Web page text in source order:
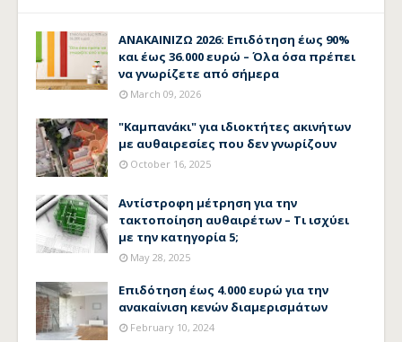
ΑΝΑΚΑΙΝΙΖΩ 2026: Επιδότηση έως 90%
και έως 36.000 ευρώ – Όλα όσα πρέπει
να γνωρίζετε από σήμερα
March 09, 2026
"Καμπανάκι" για ιδιοκτήτες ακινήτων
με αυθαιρεσίες που δεν γνωρίζουν
October 16, 2025
Αντίστροφη μέτρηση για την
τακτοποίηση αυθαιρέτων – Τι ισχύει
με την κατηγορία 5;
May 28, 2025
Επιδότηση έως 4.000 ευρώ για την
ανακαίνιση κενών διαμερισμάτων
February 10, 2024